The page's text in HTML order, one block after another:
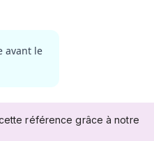
avant le
référence grâce à notre